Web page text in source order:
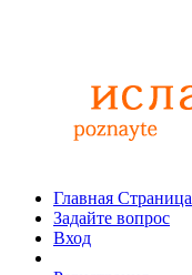
Главная Страница
Задайте вопрос
Вход